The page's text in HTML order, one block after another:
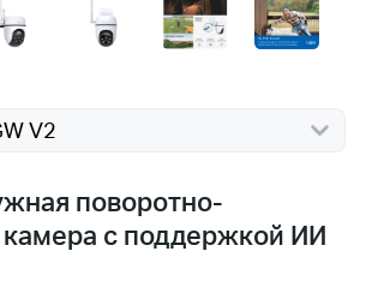
V2
поворотно-
с поддержкой ИИ